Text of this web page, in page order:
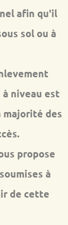
afin qu'il
sol ou à
niveau est
des
propose
à
de cette